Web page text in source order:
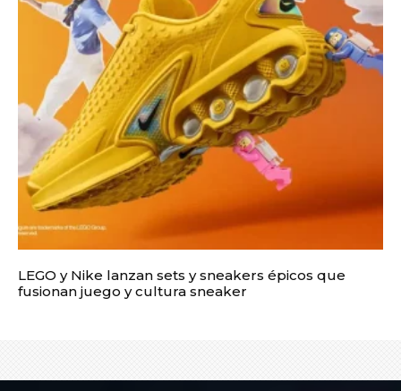
LEGO y Nike lanzan sets y sneakers épicos que
fusionan juego y cultura sneaker